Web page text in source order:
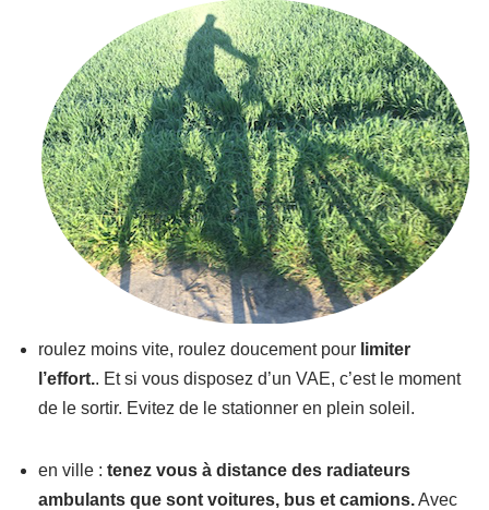
roulez moins vite, roulez doucement pour limiter
l’effort.. Et si vous disposez d’un VAE, c’est le moment
de le sortir. Evitez de le stationner en plein soleil.
en ville : tenez vous à distance des radiateurs
ambulants que sont voitures, bus et camions.Avec